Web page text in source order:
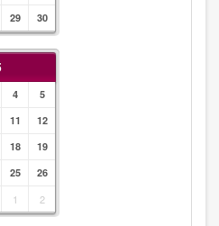
29 30
4
5
11
12
18
19
25
26
1 2